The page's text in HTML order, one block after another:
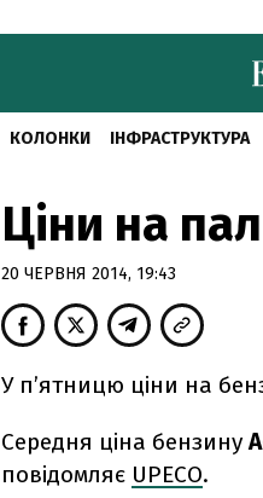
КОЛОНКИ ІНФРАСТРУКТУРА
Ціни на
20 ЧЕРВНЯ 2014, 19:43
У п’ятницю ціни на
Середня ціна бензину
повідомляє UPECO.